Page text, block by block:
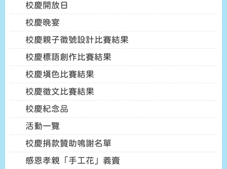
校慶開放日
校慶晚宴
校慶親子徽號設計比賽結果
校慶標語創作比賽結果
校慶填色比賽結果
校慶徵文比賽結果
校慶紀念品
活動一覽
校慶捐款贊助鳴謝名單
感恩孝親「手工花」義賣